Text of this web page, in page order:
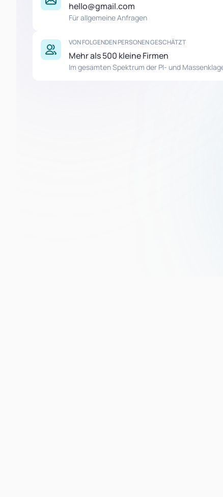
hello@gmail.com
Für allgemeine Anfragen
VON FOLGENDEN PERSONEN GESCHÄTZT
Mehr als 500 kleine Firmen
Im gesamten Spektrum der PI- und